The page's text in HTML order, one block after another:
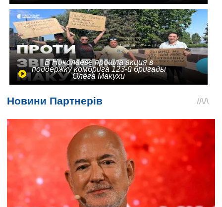
В Николаеве прошла акция в
поддержку комбрига 123-й бригады
Олега Макухи